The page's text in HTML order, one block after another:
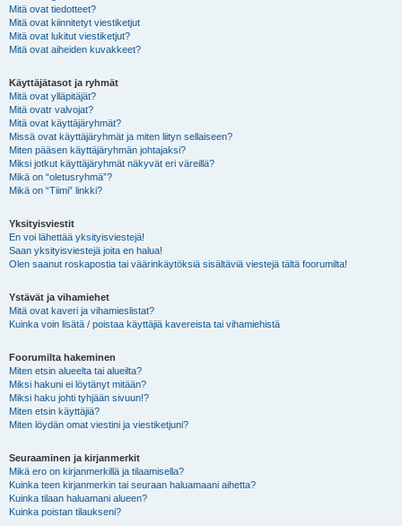
Mitä ovat tiedotteet?
Mitä ovat kiinnitetyt viestiketjut
Mitä ovat lukitut viestiketjut?
Mitä ovat aiheiden kuvakkeet?
Käyttäjätasot ja ryhmät
Mitä ovat ylläpitäjät?
Mitä ovatr valvojat?
Mitä ovat käyttäjäryhmät?
Missä ovat käyttäjäryhmät ja miten liityn sellaiseen?
Miten pääsen käyttäjäryhmän johtajaksi?
Miksi jotkut käyttäjäryhmät näkyvät eri väreillä?
Mikä on “oletusryhmä”?
Mikä on “Tiimi” linkki?
Yksityisviestit
En voi lähettää yksityisviestejä!
Saan yksityisviestejä joita en halua!
Olen saanut roskapostia tai väärinkäytöksiä sisältäviä viestejä tältä foorumilta!
Ystävät ja vihamiehet
Mitä ovat kaveri ja vihamieslistat?
Kuinka voin lisätä / poistaa käyttäjiä kavereista tai vihamiehistä
Foorumilta hakeminen
Miten etsin alueelta tai alueilta?
Miksi hakuni ei löytänyt mitään?
Miksi haku johti tyhjään sivuun!?
Miten etsin käyttäjiä?
Miten löydän omat viestini ja viestiketjuni?
Seuraaminen ja kirjanmerkit
Mikä ero on kirjanmerkillä ja tilaamisella?
Kuinka teen kirjanmerkin tai seuraan haluamaani aihetta?
Kuinka tilaan haluamani alueen?
Kuinka poistan tilaukseni?